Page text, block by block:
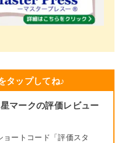
タップしてね♪
マークの評価レビュー
ートコード「評価スタ